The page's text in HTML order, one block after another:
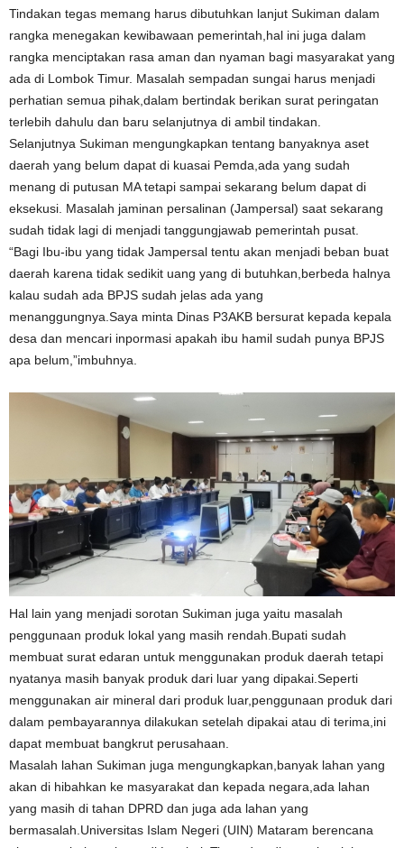
Tindakan tegas memang harus dibutuhkan lanjut Sukiman dalam
rangka menegakan kewibawaan pemerintah,hal ini juga dalam
rangka menciptakan rasa aman dan nyaman bagi masyarakat yang
ada di Lombok Timur. Masalah sempadan sungai harus menjadi
perhatian semua pihak,dalam bertindak berikan surat peringatan
terlebih dahulu dan baru selanjutnya di ambil tindakan.
Selanjutnya Sukiman mengungkapkan tentang banyaknya aset
daerah yang belum dapat di kuasai Pemda,ada yang sudah
menang di putusan MA tetapi sampai sekarang belum dapat di
eksekusi. Masalah jaminan persalinan (Jampersal) saat sekarang
sudah tidak lagi di menjadi tanggungjawab pemerintah pusat.
“Bagi Ibu-ibu yang tidak Jampersal tentu akan menjadi beban buat
daerah karena tidak sedikit uang yang di butuhkan,berbeda halnya
kalau sudah ada BPJS sudah jelas ada yang
menanggungnya.Saya minta Dinas P3AKB bersurat kepada kepala
desa dan mencari inpormasi apakah ibu hamil sudah punya BPJS
apa belum,”imbuhnya.
Hal lain yang menjadi sorotan Sukiman juga yaitu masalah
penggunaan produk lokal yang masih rendah.Bupati sudah
membuat surat edaran untuk menggunakan produk daerah tetapi
nyatanya masih banyak produk dari luar yang dipakai.Seperti
menggunakan air mineral dari produk luar,penggunaan produk dari
dalam pembayarannya dilakukan setelah dipakai atau di terima,ini
dapat membuat bangkrut perusahaan.
Masalah lahan Sukiman juga mengungkapkan,banyak lahan yang
akan di hibahkan ke masyarakat dan kepada negara,ada lahan
yang masih di tahan DPRD dan juga ada lahan yang
bermasalah.Universitas Islam Negeri (UIN) Mataram berencana